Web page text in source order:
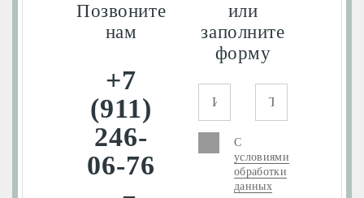
Позвоните
нам
+7
(911)
246-
06-76
или
заполните
форму
С
условиями
обработки
данных